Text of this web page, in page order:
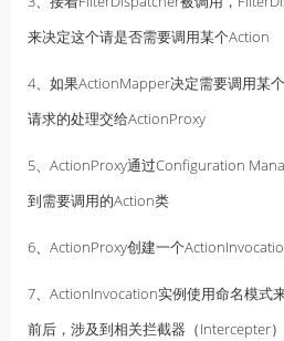
来决定这个请是否需要调用某个Action
4、如果ActionMapper决定需要调用某
请求的处理交给ActionProxy
5、ActionProxy通过Configuration
到需要调用的Action类
6、ActionProxy创建一个
7、ActionInvocation实例使用命名模式
前后，涉及到相关拦截器（Intercepter